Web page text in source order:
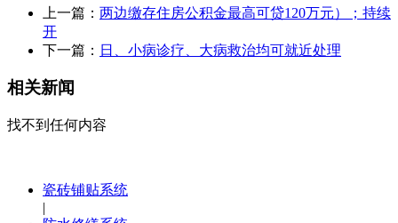
上一篇： 两边缴存住房公积金最高可贷120万元）；持续
开
下一篇： 日、小病诊疗、大病救治均可就近处理
相关新闻
找不到任何内容
瓷砖铺贴系统
|